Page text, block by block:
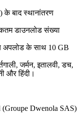
के बाद स्थानांतरण
डाउनलोड संख्या
अपलोड के साथ 10 GB
जर्मन, इतालवी, डच,
और हिंदी।
Dwenola SAS)